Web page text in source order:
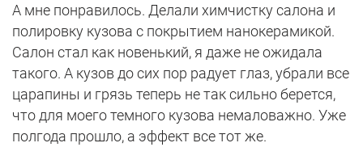
А мне понравилось. Делали химчистку салона и
полировку кузова с покрытием нанокерамикой.
Салон стал как новенький, я даже не ожидала
такого. А кузов до сих пор радует глаз, убрали все
царапины и грязь теперь не так сильно берется,
что для моего темного кузова немаловажно. Уже
полгода прошло, а эффект все тот же.